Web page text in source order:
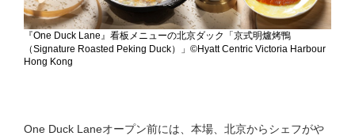
『One Duck Lane』看板メニューの北京ダック「京式明爐烤鴨
（Signature Roasted Peking Duck）」©Hyatt Centric Victoria Harbour
Hong Kong
One Duck Laneオープン前には、本場、北京からシェフがや